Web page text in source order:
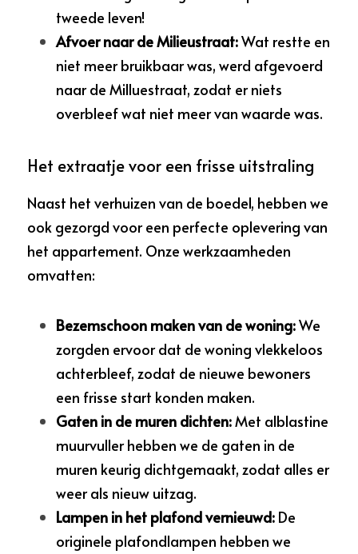
tweede leven!
Afvoer naar de Milieustraat:Wat restte en
niet meer bruikbaar was, werd afgevoerd
naar de Milluestraat, zodat er niets
overbleef wat niet meer van waarde was.
Het extraatje voor een frisse uitstraling
Naast het verhuizen van de boedel, hebben we
ook gezorgd voor een perfecte oplevering van
het appartement. Onze werkzaamheden
omvatten:
Bezemschoon maken van de woning:We
zorgden ervoor dat de woning vlekkeloos
achterbleef, zodat de nieuwe bewoners
een frisse start konden maken.
Gaten in de muren dichten:Met alblastine
muurvuller hebben we de gaten in de
muren keurig dichtgemaakt, zodat alles er
weer als nieuw uitzag.
Lampen in het plafond vernieuwd: De
originele plafondlampen hebben we